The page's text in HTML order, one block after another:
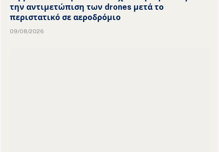
την αντιμετώπιση των drones μετά το
περιστατικό σε αεροδρόμιο
09/08/2026